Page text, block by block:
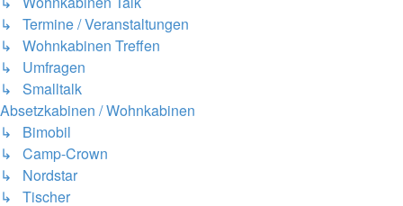
↳ Termine / Veranstaltungen
↳ Wohnkabinen Treffen
↳ Umfragen
↳ Smalltalk
Absetzkabinen / Wohnkabinen
↳ Bimobil
↳ Camp-Crown
↳ Nordstar
↳ Tischer